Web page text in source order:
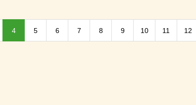
4 5 6 7 8 9 10 11 12